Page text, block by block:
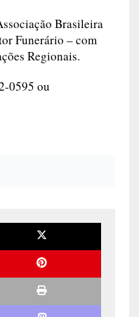
Brasileira
Funerário – com
Regionais.
0595 ou